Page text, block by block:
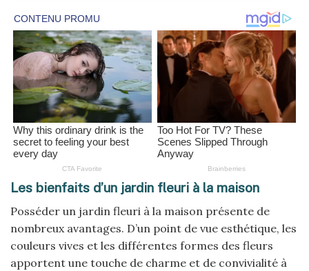
Les bienfaits d’un jardin fleuri à la maison
Posséder un jardin fleuri à la maison présente de
nombreux avantages. D’un point de vue esthétique, les
couleurs vives et les différentes formes des fleurs
apportent une touche de charme et de convivialité à